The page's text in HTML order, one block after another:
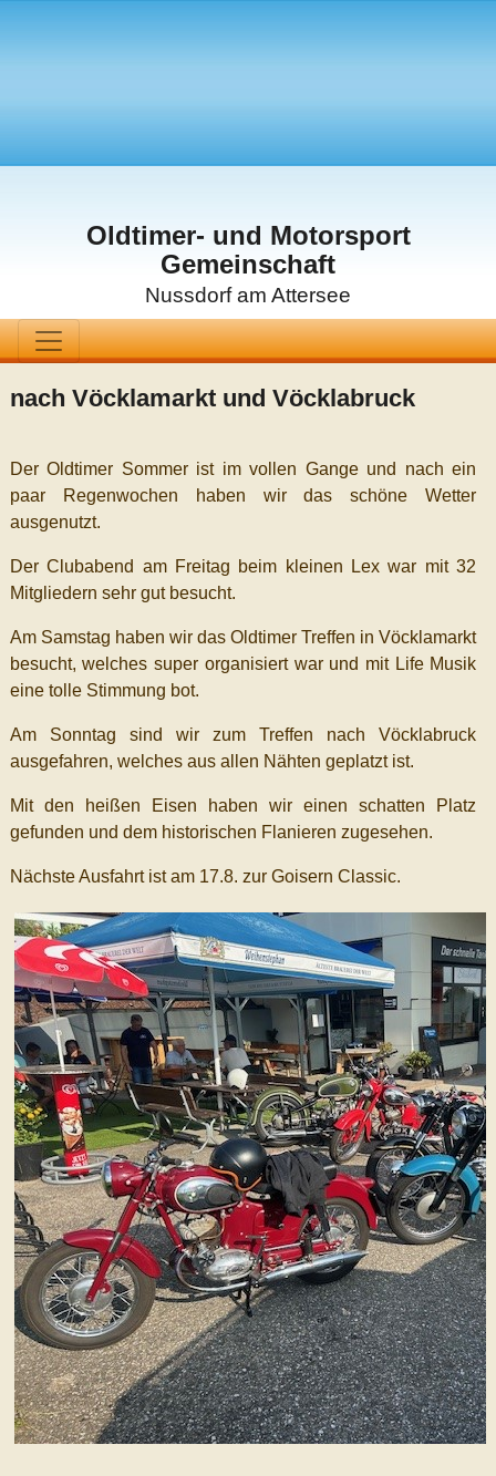
Oldtimer- und Motorsport
Gemeinschaft
Nussdorf am Attersee
nach Vöcklamarkt und Vöcklabruck
Der Oldtimer Sommer ist im vollen Gange und nach ein
paar Regenwochen haben wir das schöne Wetter
ausgenutzt.
Der Clubabend am Freitag beim kleinen Lex war mit 32
Mitgliedern sehr gut besucht.
Am Samstag haben wir das Oldtimer Treffen in Vöcklamarkt
besucht, welches super organisiert war und mit Life Musik
eine tolle Stimmung bot.
Am Sonntag sind wir zum Treffen nach Vöcklabruck
ausgefahren, welches aus allen Nähten geplatzt ist.
Mit den heißen Eisen haben wir einen schatten Platz
gefunden und dem historischen Flanieren zugesehen.
Nächste Ausfahrt ist am 17.8. zur Goisern Classic.